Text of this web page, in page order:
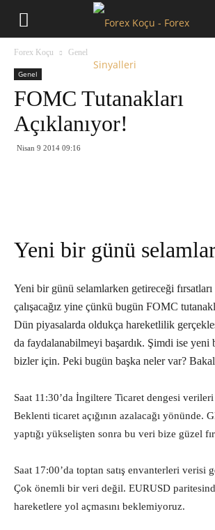
Forex Koçu Genel
Genel
FOMC Tutanakları
Açıklanıyor!
Nisan 9 2014 09:16
Yeni bir günü
Yeni bir günü selamlarken getireceği
çalışacağız yine çünkü bugün FOMC
Dün piyasalarda oldukça hareketlilik
da faydalanabilmeyi başardık. Şimdi ise yeni
bizler için. Peki bugün başka neler var?
Saat 11:30’da İngiltere Ticaret dengesi verileri
Beklenti ticaret açığının azalacağı yönünde.
yaptığı yükselişten sonra bu veri bize güzel
Saat 17:00’da toptan satış envanterleri verisi
Çok önemli bir veri değil. EURUSD
hareketlere yol açmasını beklemiyoruz.